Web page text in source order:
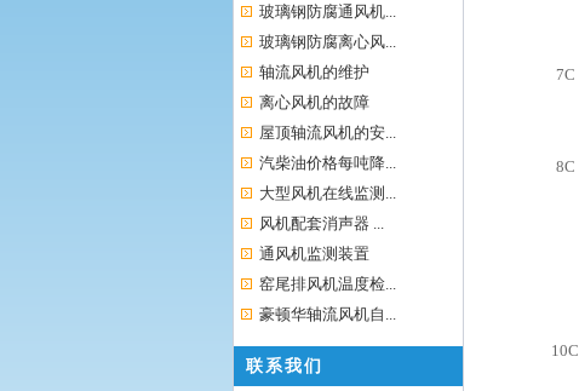
玻璃钢防腐通风机...
玻璃钢防腐离心风...
轴流风机的维护
离心风机的故障
屋顶轴流风机的安...
汽柴油价格每吨降...
大型风机在线监测...
风机配套消声器 ...
通风机监测装置
窑尾排风机温度检...
豪顿华轴流风机自...
联系我们
7C
8C
10C